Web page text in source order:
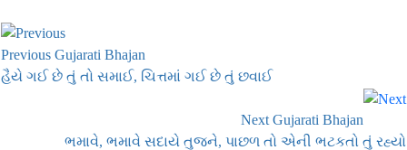
Previous Gujarati Bhajan
હૈયે ગઈ છે તું તો સમાઈ, ચિત્તમાં ગઈ છે તું છવાઈ
Next Gujarati Bhajan
ભમાવે, ભમાવે સદાયે તુજને, પાછળ તો એની ભટકતો તું રહ્યો